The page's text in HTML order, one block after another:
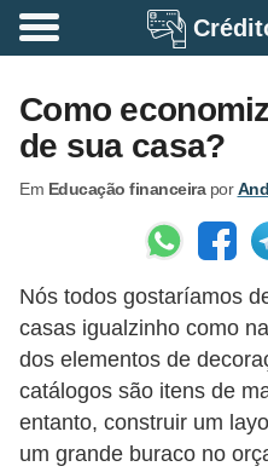
Como
de sua casa?
Em Educação financeirapor
Nós todos gostaríamos
casas igualzinho como
dos elementos de
catálogos são itens de
entanto, construir um
um grande buraco no
A
o
s
e
a
d
o
r